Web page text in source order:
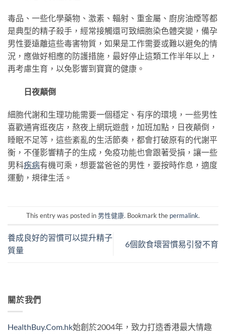
毒品、一些化學藥物、激素、輻射、重金屬、廚房油煙等都
是典型的精子殺手，經常接觸還可致細胞染色體突變，備孕
男性要遠離這些毒害物質，如果是工作需要或難以避免的情
況，應做好相應的防護措施，最好停止這類工作半年以上，
再考慮生育，以免影響到寶寶的健康。
日夜顛倒
細胞代謝和生理功能需要一個穩定、有序的環境，一些男性
喜歡通宵逛夜店，熬夜上網玩遊戲，加班加點，日夜顛倒，
睡眠不足等，這些紊亂的生活節奏，都會打破原有的代謝平
衡，不僅影響精子的生成，免疫功能也會跟著受損，讓一些
男科疾病有機可乘，想要當爸爸的男性，要按時作息，適度
運動，規律生活。
This entry was posted in 男性健康. Bookmark the permalink.
養成良好的習慣可以提升精子
質量
6個飲食壞習慣易引發不育
關於我們
HealthBuy.Com.hk始創於2004年，致力打造香港最大情趣